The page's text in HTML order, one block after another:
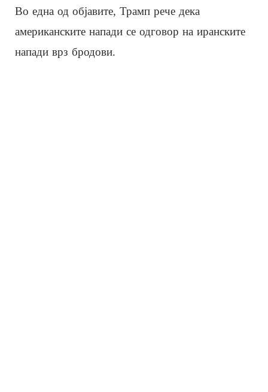
Во една од објавите, Трамп рече дека
американските напади се одговор на иранските
напади врз бродови.